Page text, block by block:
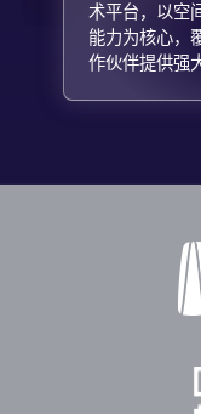
域，覆盖应急
能源、智慧园
链接产业合作